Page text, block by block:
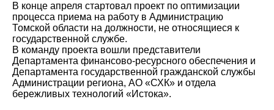
В конце апреля стартовал проект по оптимизации
процесса приема на работу в Администрацию
Томской области на должности, не относящиеся к
государственной службе.
В команду проекта вошли представители
Департамента финансово-ресурсного обеспечения и
Департамента государственной гражданской службы
Администрации региона, АО «СХК» и отдела
бережливых технологий «Истока».